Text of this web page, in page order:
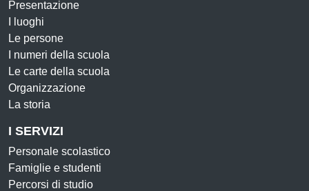
Presentazione
I luoghi
Le persone
I numeri della scuola
Le carte della scuola
Organizzazione
La storia
I SERVIZI
Personale scolastico
Famiglie e studenti
Percorsi di studio